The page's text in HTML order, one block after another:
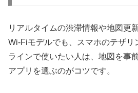
リアルタイムの渋滞情報や地図更
Wi-Fiモデルでも、スマホのテザリ
ラインで使いたい人は、地図を事
アプリを選ぶのがコツです。